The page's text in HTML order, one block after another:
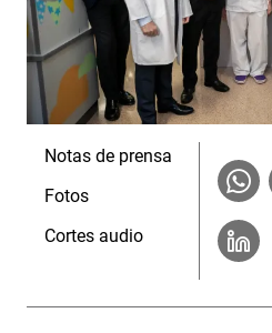
Notas de prensa
Fotos
Cortes audio